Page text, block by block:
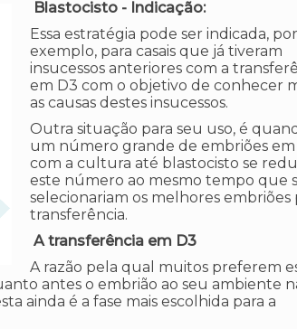
Blastocisto - Indicação:
Essa estratégia pode ser indicada, por
exemplo, para casais que já tiveram
insucessos anteriores com a
em D3 com o objetivo de conhecer
as causas destes insucessos.
Outra situação para seu uso, é
um número grande de embriões em
com a cultura até blastocisto se
este número ao mesmo tempo que
selecionariam os melhores embriões
transferência.
A transferência em D3
A razão pela qual muitos preferem
antes o embrião ao seu ambiente
ainda é a fase mais escolhida para a